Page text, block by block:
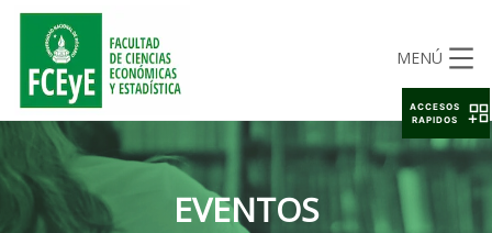
MENÚ
EVENTOS
ACCESOS
RAPIDOS